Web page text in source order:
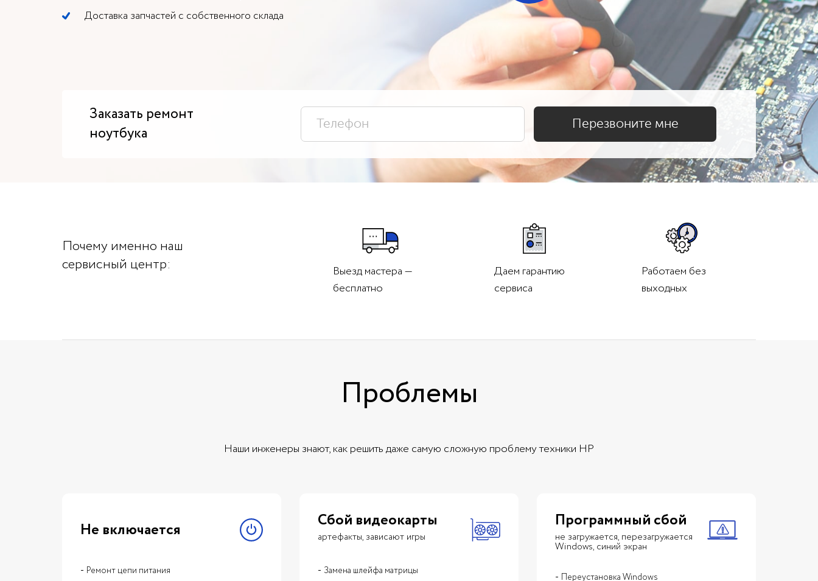
Доставка запчастей с собственного склада
Заказать ремонт
ноутбука
Почему именно наш
сервисный центр:
Выезд мастера —
бесплатно
Даем гарантию
сервиса
Работаем без
выходных
Проблемы
Наши инженеры знают, как решить даже самую сложную проблему техники HP
Не включается
Ремонт цепи питания
Сбой видеокарты
артефакты, зависают игры
Замена шлейфа матрицы
Программный сбой
не загружается, перезагружается
Windows, синий экран
Переустановка Windows